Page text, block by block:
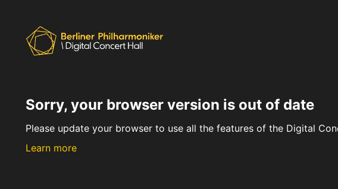
Sorry, your browser version is out of date
Please update your browser to use all the features of the Digital
Learn more